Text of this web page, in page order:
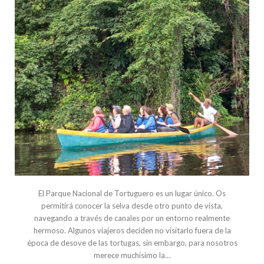
El Parque Nacional de Tortuguero es un lugar único. Os
permitirá conocer la selva desde otro punto de vista,
navegando a través de canales por un entorno realmente
hermoso. Algunos viajeros deciden no visitarlo fuera de la
época de desove de las tortugas, sin embargo, para nosotros
merece muchísimo la…